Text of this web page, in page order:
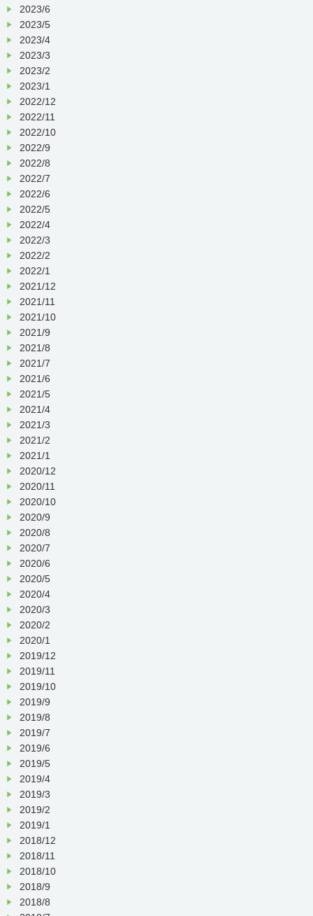
2023/6
2023/5
2023/4
2023/3
2023/2
2023/1
2022/12
2022/11
2022/10
2022/9
2022/8
2022/7
2022/6
2022/5
2022/4
2022/3
2022/2
2022/1
2021/12
2021/11
2021/10
2021/9
2021/8
2021/7
2021/6
2021/5
2021/4
2021/3
2021/2
2021/1
2020/12
2020/11
2020/10
2020/9
2020/8
2020/7
2020/6
2020/5
2020/4
2020/3
2020/2
2020/1
2019/12
2019/11
2019/10
2019/9
2019/8
2019/7
2019/6
2019/5
2019/4
2019/3
2019/2
2019/1
2018/12
2018/11
2018/10
2018/9
2018/8